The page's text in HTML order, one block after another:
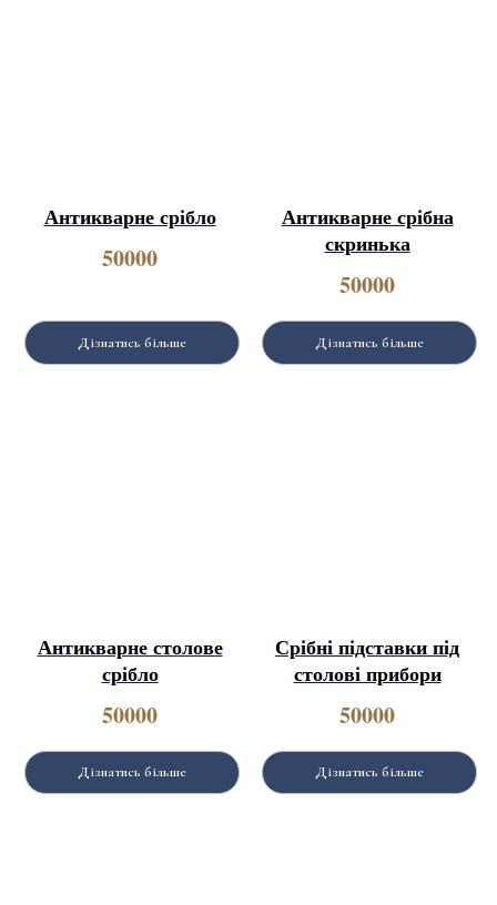
Антикварне срібло
50000
Дізнатись більше
Антикварне срібна
скринька
50000
Дізнатись більше
Антикварне столове
срібло
50000
Дізнатись більше
Срібні підставки під
столові прибори
50000
Дізнатись більше